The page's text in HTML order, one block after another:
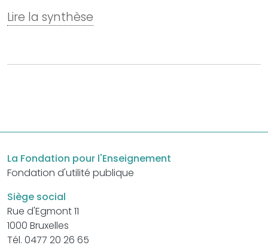
Lire la synthèse
La Fondation pour l'Enseignement
Fondation d'utilité publique
Siège social
Rue d'Egmont 11
1000 Bruxelles
Tél. 0477 20 26 65